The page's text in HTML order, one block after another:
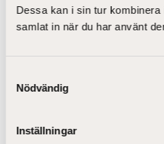
Dessa kan i sin tur
samlat in när du har använt
Nödvändig
Inställningar
Aktuellt
Utbildning